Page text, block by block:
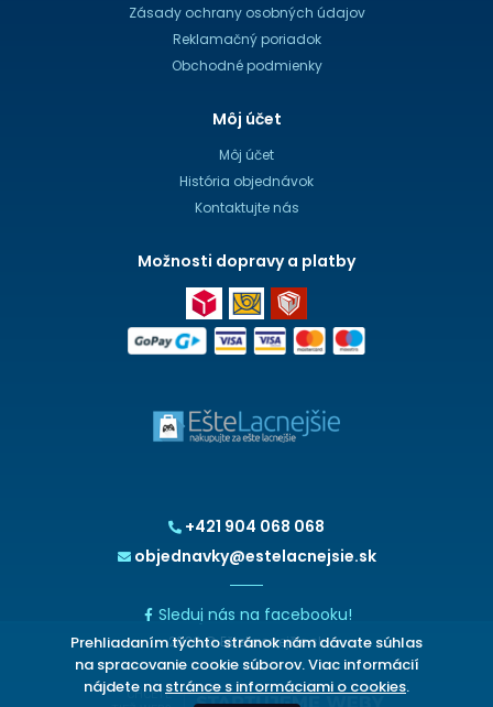
+421 904 068 068
objednavky@estelacnejsie.sk
Sleduj nás na facebooku!
2026 © EšteLacnejšie.sk
Zásady ochrany osobných údajov
Reklamačný poriadok
Obchodné podmienky
Môj účet
Môj účet
História objednávok
Kontaktujte nás
Možnosti dopravy a platby
CHCETE
Prehliadaním týchto stránok nám dávate súhlas
na spracovanie cookie súborov. Viac informácií
nájdete na stránce s informáciami o cookies.